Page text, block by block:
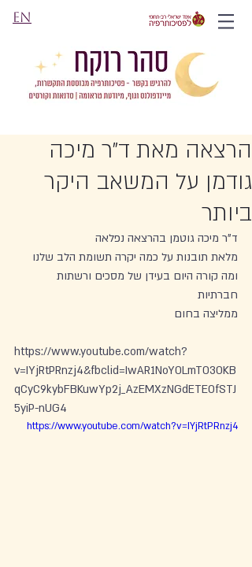
EN
הרצאה מאת ד"ר מיכה
גודמן על המשאב היקר
ביותר
ד"ר מיכה גוטמן בהרצאה נפלאה
מלאת תובנות על כמה יקרה תשומת הלב שלנו
ומה קורה היום בעידן של מסכים ורשתות
חברתיות
ממליצה בחום
https://www.youtube.com/watch?
v=IYjRtPRnzj4&fbclid=IwAR1NoY0LmT030KB
qCyC9kybFBKuwYp2j_AzEMXzNGdETEOfSTJ
5yiP-nUG4
https://www.youtube.com/watch?v=IYjRtPRnzj4